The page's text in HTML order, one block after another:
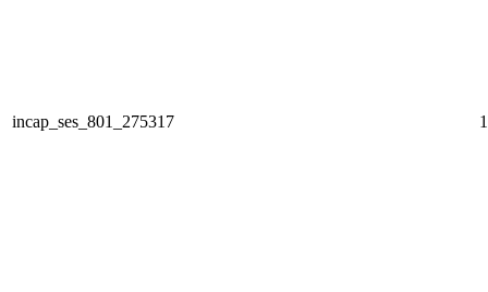
incap_ses_801_275317